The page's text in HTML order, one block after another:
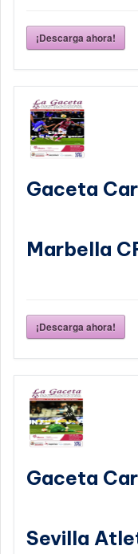
¡Descarga ahora!
Gaceta
Marbella
¡Descarga ahora!
Gaceta
Sevilla